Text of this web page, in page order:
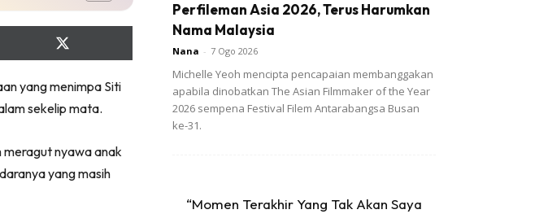
Share
on
(Twitter)
yang menimpa Siti
sekelip mata.
meragut nyawa anak
yang masih
Perfileman Asia 2026, Terus Harumkan
Nama Malaysia
Nana - 7 Ogo 2026
Michelle Yeoh mencipta pencapaian membanggakan
apabila dinobatkan The Asian Filmmaker of the Year
2026 sempena Festival Filem Antarabangsa Busan
ke-31.
“Momen Terakhir Yang Tak Akan Saya